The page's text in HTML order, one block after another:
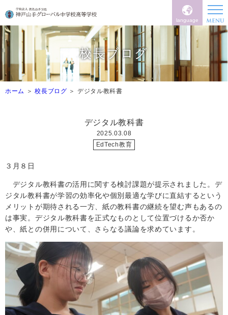
language
校長ブログ
ホーム 校長ブログ デジタル教科書
デジタル教科書
2025.03.08
EdTech教育
３月８日
デジタル教科書の活用に関する検討課題が提示されました。デ
ジタル教科書が学習の効率化や個別最適な学びに直結するという
メリットが期待される一方、紙の教科書の継続を望む声もあるの
は事実。デジタル教科書を正式なものとして位置づけるか否か
や、紙との併用について、さらなる議論を求めています。